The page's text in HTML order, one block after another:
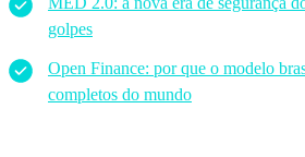
golpes
Open Finance: por que o modelo
completos do mundo